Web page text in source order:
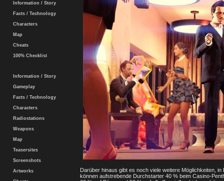
Information / Story
Facts / Technology
Characters
Map
Cheats
100% Checklist
Information / Story
Gameplay
Facts / Technology
Characters
Radiostations
Weapons
Map
Teasersites
Screenshots
Artworks
Darüber hinaus gibt es noch viele weitere Möglichkeiten,
können aufstrebende Durchstarter 40 % beim Casino-